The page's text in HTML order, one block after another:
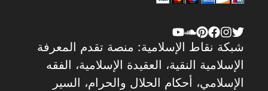
شبكة نقاط الإسلامية: منصة تقدم المعرفة
الإسلامية النقية، العقيدة الإسلامية، الفقه
الإسلامي، أحكام الحلال والحرام، السير